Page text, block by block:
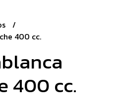
400 cc.
400 cc.